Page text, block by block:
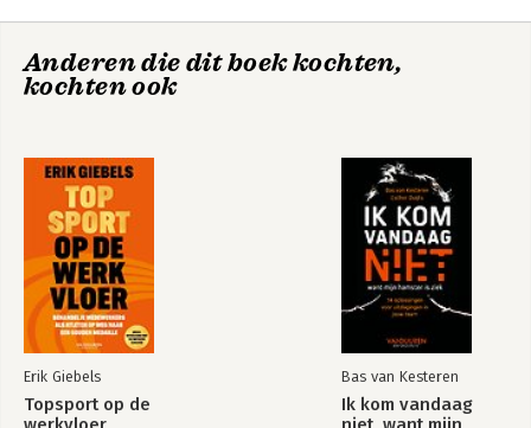
Kerst 178
De afrekening 208
Een finish 259
Vervolg 270
Gedachte achteraf 272
Epiloog 273
Anderen die dit boek kochten,
kochten ook
Erik Giebels
Topsport op de
Bas van Kesteren
Ik kom vandaag